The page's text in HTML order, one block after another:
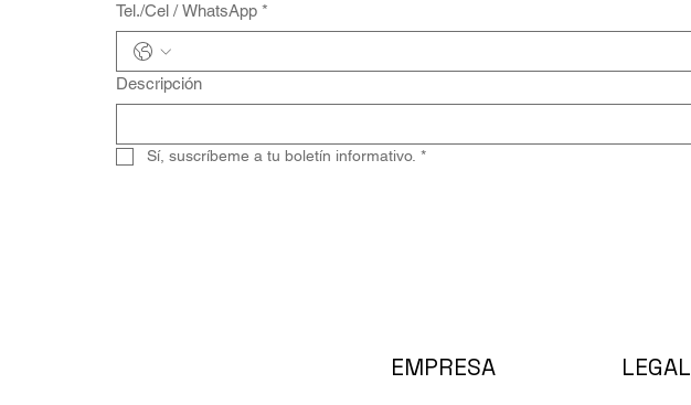
Tel./Cel / WhatsApp *
Descripción
Sí, suscríbeme a tu boletín informativo. *
EMPRESA LEGAL